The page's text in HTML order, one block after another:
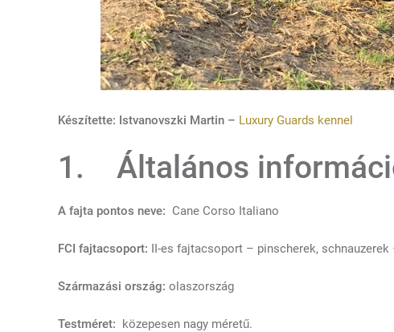
Készítette: Istvanovszki Martin – Luxury Guards kennel
1. Általános
A fajta pontos neve: Cane Corso Italiano
FCI fajtacsoport: II-es fajtacsoport – pinscherek,
Származási ország: olaszország
Testméret: közepesen nagy méretű.